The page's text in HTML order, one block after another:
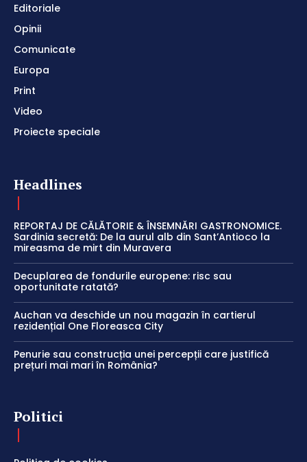
Editoriale
Opinii
Comunicate
Europa
Print
Video
Proiecte speciale
Headlines
REPORTAJ DE CĂLĂTORIE & ÎNSEMNĂRI GASTRONOMICE.
Sardinia secretă: De la aurul alb din Sant’Antioco la
mireasma de mirt din Muravera
Decuplarea de fondurile europene: risc sau
oportunitate ratată?
Auchan va deschide un nou magazin în cartierul
rezidențial One Floreasca City
Penurie sau construcția unei percepții care justifică
prețuri mai mari în România?
Politici